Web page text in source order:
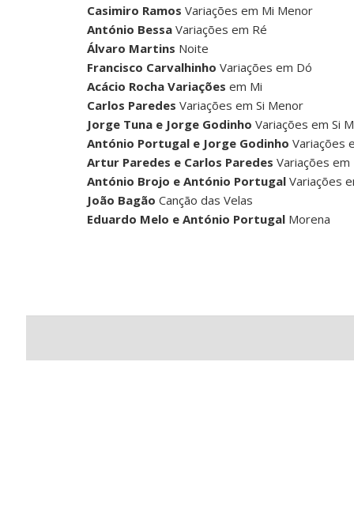
Casimiro Ramos Variações em Mi Menor
António Bessa Variações em Ré
Álvaro Martins Noite
Francisco Carvalhinho Variações em Dó
Acácio Rocha Variações em Mi
Carlos Paredes Variações em Si Menor
Jorge Tuna e Jorge Godinho Variações em Si
António Portugal e Jorge Godinho Variações
Artur Paredes e Carlos Paredes Variações em
António Brojo e António Portugal Variações
João Bagão Canção das Velas
Eduardo Melo e António Portugal Morena